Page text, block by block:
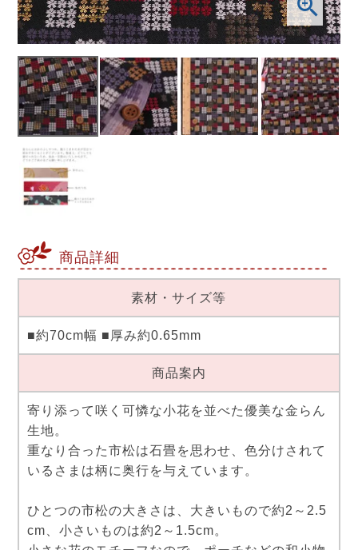
商品詳細
素材・サイズ等
■約70cm幅 ■厚み約0.65mm
商品案内
寄り添って咲く可憐な小花を並べた優美な金らん
生地。
重なり合った市松は石畳を思わせ、色分けされて
いるさまは柄に奥行を与えています。
ひとつの市松の大きさは、大きいもので約2～2.5
cm、小さいものは約2～1.5cm。